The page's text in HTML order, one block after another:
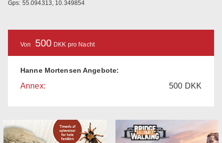
Gps: 55.094313, 10.349854
Von 500 DKK pro Nacht
Hanne Mortensen Angebote:
Annex: 500 DKK